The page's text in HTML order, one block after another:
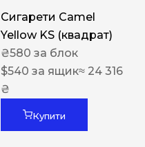
Сигарети Camel
Yellow KS (квадрат)
₴580 за блок
$540 за ящик≈ 24 316
₴
Купити